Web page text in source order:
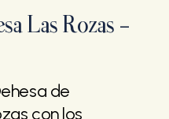
Las Rozas -
de
con los